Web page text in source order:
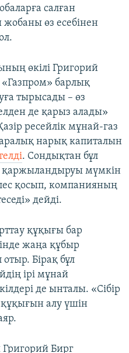
салған
өз есебінен
өкілі Григорий
«Газпром» барлық
тырысады – өз
де қарыз алады»
ресейлік мұнай-газ
нарық капиталын
. Сондықтан бұл
қаржыландыруы мүмкін
қосып, компанияның
дейді.
құқығы бар
жаңа құбыр
Бірақ бұл
ірі мұнай
де ынталы. «Сібір
алу үшін
Бирг